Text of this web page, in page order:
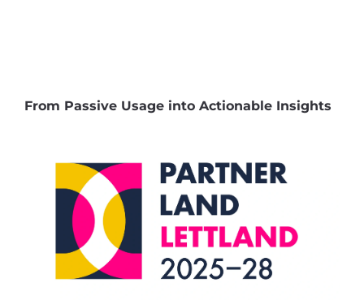
From Passive Usage into Actionable Insights